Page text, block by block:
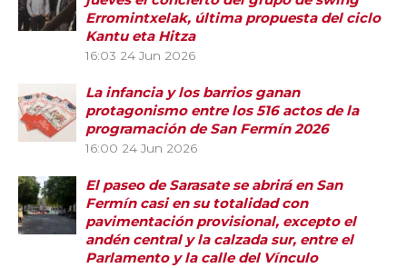
Erromintxelak, última propuesta del ciclo
Kantu eta Hitza
16:03 24 Jun 2026
La infancia y los barrios ganan
protagonismo entre los 516 actos de la
programación de San Fermín 2026
16:00 24 Jun 2026
El paseo de Sarasate se abrirá en San
Fermín casi en su totalidad con
pavimentación provisional, excepto el
andén central y la calzada sur, entre el
Parlamento y la calle del Vínculo